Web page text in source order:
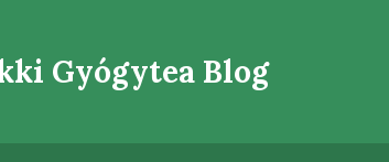
Gyógytea Blog